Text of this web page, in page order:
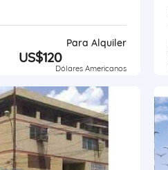
Para Alquiler
US$120
Dólares Americanos